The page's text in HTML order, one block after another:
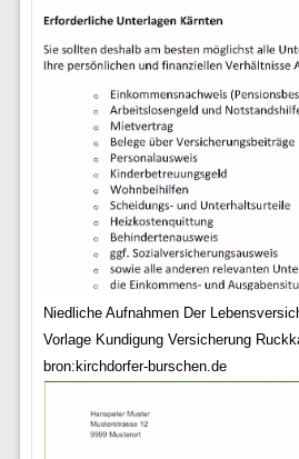
Niedliche Aufnahmen Der
Vorlage Kundigung Versicherung
bron:kirchdorfer-burschen.de